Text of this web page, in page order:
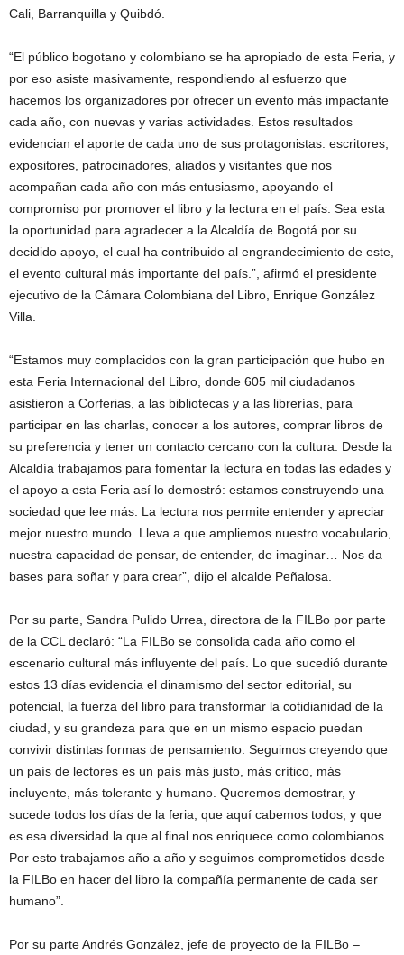
Cali, Barranquilla y Quibdó.
“El público bogotano y colombiano se ha apropiado de esta Feria, y
por eso asiste masivamente, respondiendo al esfuerzo que
hacemos los organizadores por ofrecer un evento más impactante
cada año, con nuevas y varias actividades. Estos resultados
evidencian el aporte de cada uno de sus protagonistas: escritores,
expositores, patrocinadores, aliados y visitantes que nos
acompañan cada año con más entusiasmo, apoyando el
compromiso por promover el libro y la lectura en el país. Sea esta
la oportunidad para agradecer a la Alcaldía de Bogotá por su
decidido apoyo, el cual ha contribuido al engrandecimiento de este,
el evento cultural más importante del país.”, afirmó el presidente
ejecutivo de la Cámara Colombiana del Libro, Enrique González
Villa.
“Estamos muy complacidos con la gran participación que hubo en
esta Feria Internacional del Libro, donde 605 mil ciudadanos
asistieron a Corferias, a las bibliotecas y a las librerías, para
participar en las charlas, conocer a los autores, comprar libros de
su preferencia y tener un contacto cercano con la cultura. Desde la
Alcaldía trabajamos para fomentar la lectura en todas las edades y
el apoyo a esta Feria así lo demostró: estamos construyendo una
sociedad que lee más. La lectura nos permite entender y apreciar
mejor nuestro mundo. Lleva a que ampliemos nuestro vocabulario,
nuestra capacidad de pensar, de entender, de imaginar… Nos da
bases para soñar y para crear”, dijo el alcalde Peñalosa.
Por su parte, Sandra Pulido Urrea, directora de la FILBo por parte
de la CCL declaró: “La FILBo se consolida cada año como el
escenario cultural más influyente del país. Lo que sucedió durante
estos 13 días evidencia el dinamismo del sector editorial, su
potencial, la fuerza del libro para transformar la cotidianidad de la
ciudad, y su grandeza para que en un mismo espacio puedan
convivir distintas formas de pensamiento. Seguimos creyendo que
un país de lectores es un país más justo, más crítico, más
incluyente, más tolerante y humano. Queremos demostrar, y
sucede todos los días de la feria, que aquí cabemos todos, y que
es esa diversidad la que al final nos enriquece como colombianos.
Por esto trabajamos año a año y seguimos comprometidos desde
la FILBo en hacer del libro la compañía permanente de cada ser
humano”.
Por su parte Andrés González, jefe de proyecto de la FILBo –